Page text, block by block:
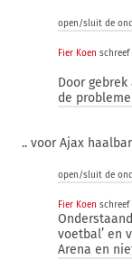
open/sluit de
Fier Koen schreef
Door
de
.. voor Ajax
open/sluit de
Fier Koen schreef
voetbal’ en
Arena en